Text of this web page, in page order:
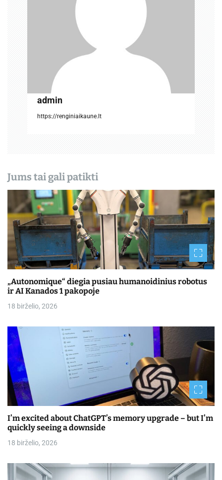
admin
https://renginiaikaune.lt
Jums tai gali patikti
„Autonomique“ diegia pusiau humanoidinius robotus
ir AI Kanados 1 pakopoje
18 birželio, 2026
I’m excited about ChatGPT’s memory upgrade – but I’m
quickly seeing a downside
18 birželio, 2026